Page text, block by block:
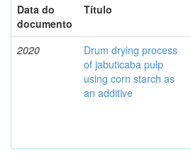
Data do
documento
Título
2020
Drum drying process
of jabuticaba pulp
using corn starch as
an additive